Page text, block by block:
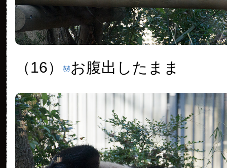
（16） お腹出したまま